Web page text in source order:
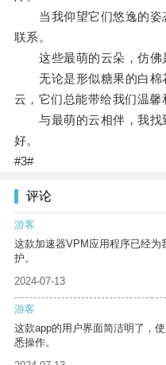
当我仰望它们悠逸的姿
联系。
这些最萌的云朵，仿佛
无论是形似糖果的白棉
云，它们总能带给我们温馨
与最萌的云相伴，我找
好。
#3#
评论
游客
这款加速器VPM应用程序已经
护。
2024-07-13
游客
这款app的用户界面简洁明了，
悉操作。